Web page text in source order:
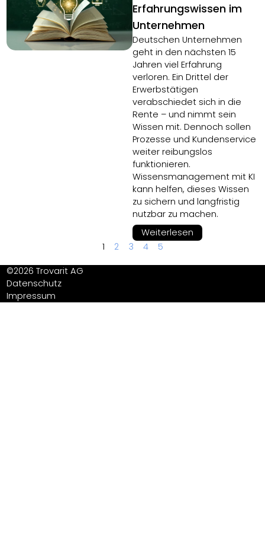
Erfahrungswissen im
Unternehmen
Deutschen Unternehmen
geht in den nächsten 15
Jahren viel Erfahrung
verloren. Ein Drittel der
Erwerbstätigen
verabschiedet sich in die
Rente – und nimmt sein
Wissen mit. Dennoch sollen
Prozesse und Kundenservice
weiter reibungslos
funktionieren.
Wissensmanagement mit KI
kann helfen, dieses Wissen
zu sichern und langfristig
nutzbar zu machen.
Weiterlesen
1
2 3 4 5
©2026 Trovarit AG
Datenschutz
Impressum